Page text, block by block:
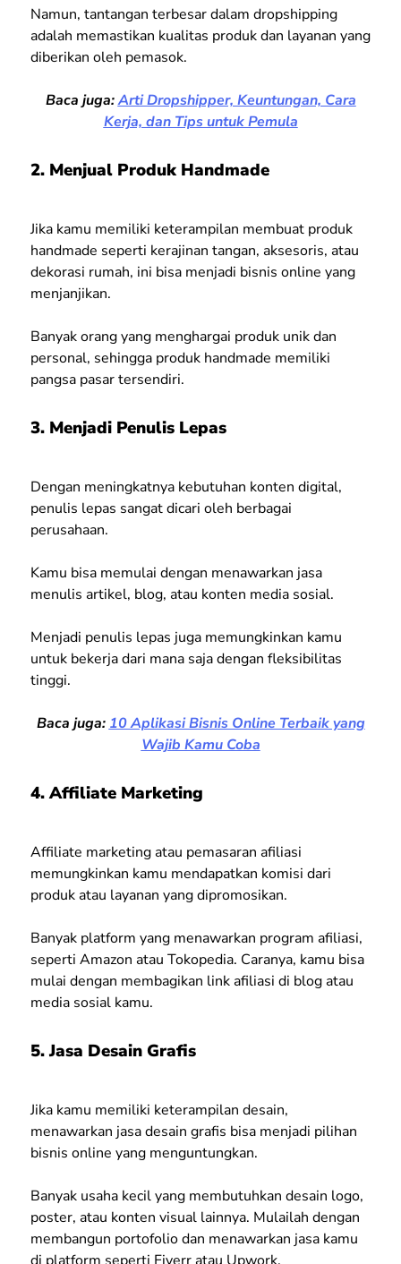
Namun, tantangan terbesar dalam dropshipping
adalah memastikan kualitas produk dan layanan yang
diberikan oleh pemasok.
Baca juga:Arti Dropshipper, Keuntungan, Cara
Kerja, dan Tips untuk Pemula
2. Menjual Produk Handmade
Jika kamu memiliki keterampilan membuat produk
handmade seperti kerajinan tangan, aksesoris, atau
dekorasi rumah, ini bisa menjadi bisnis online yang
menjanjikan.
Banyak orang yang menghargai produk unik dan
personal, sehingga produk handmade memiliki
pangsa pasar tersendiri.
3. Menjadi Penulis Lepas
Dengan meningkatnya kebutuhan konten digital,
penulis lepas sangat dicari oleh berbagai
perusahaan.
Kamu bisa memulai dengan menawarkan jasa
menulis artikel, blog, atau konten media sosial.
Menjadi penulis lepas juga memungkinkan kamu
untuk bekerja dari mana saja dengan fleksibilitas
tinggi.
Baca juga: 10 Aplikasi Bisnis Online Terbaik yang
Wajib Kamu Coba
4. Affiliate Marketing
Affiliate marketing atau pemasaran afiliasi
memungkinkan kamu mendapatkan komisi dari
produk atau layanan yang dipromosikan.
Banyak platform yang menawarkan program afiliasi,
seperti Amazon atau Tokopedia. Caranya, kamu bisa
mulai dengan membagikan link afiliasi di blog atau
media sosial kamu.
5. Jasa Desain Grafis
Jika kamu memiliki keterampilan desain,
menawarkan jasa desain grafis bisa menjadi pilihan
bisnis online yang menguntungkan.
Banyak usaha kecil yang membutuhkan desain logo,
poster, atau konten visual lainnya. Mulailah dengan
membangun portofolio dan menawarkan jasa kamu